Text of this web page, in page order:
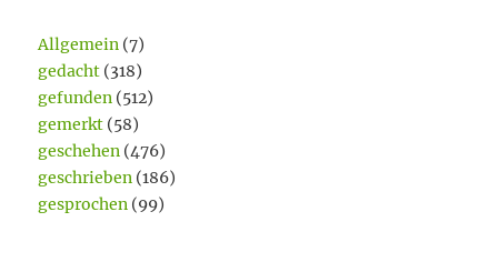
Allgemein (7)
gedacht (318)
gefunden (512)
gemerkt (58)
geschehen (476)
geschrieben (186)
gesprochen (99)